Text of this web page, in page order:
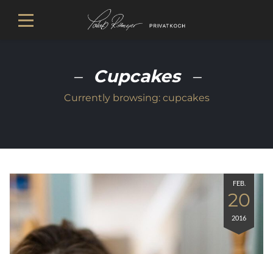
Cupcakes
Currently browsing: cupcakes
FEB.
20
2016